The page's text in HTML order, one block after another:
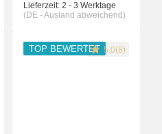
Lieferzeit: 2 - 3 Werktage
(DE - Ausland abweichend)
TOP BEWERTET 5.0(8)